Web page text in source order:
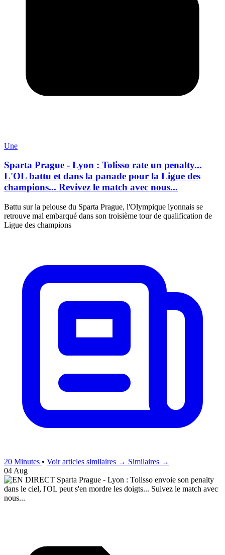
Une
Sparta Prague - Lyon : Tolisso rate un penalty...
L'OL battu et dans la panade pour la Ligue des
champions... Revivez le match avec nous...
Battu sur la pelouse du Sparta Prague, l'Olympique lyonnais se
retrouve mal embarqué dans son troisième tour de qualification de
Ligue des champions
20 Minutes • Voir articles similaires → Similaires →
04 Aug